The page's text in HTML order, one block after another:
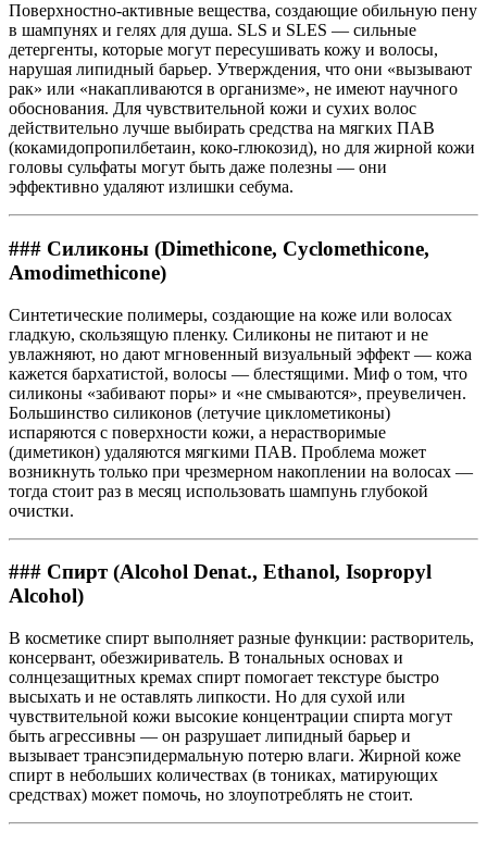
Поверхностно-активные вещества, создающие обильную пену
в шампунях и гелях для душа. SLS и SLES — сильные
детергенты, которые могут пересушивать кожу и волосы,
нарушая липидный барьер. Утверждения, что они «вызывают
рак» или «накапливаются в организме», не имеют научного
обоснования. Для чувствительной кожи и сухих волос
действительно лучше выбирать средства на мягких ПАВ
(кокамидопропилбетаин, коко-глюкозид), но для жирной кожи
головы сульфаты могут быть даже полезны — они
эффективно удаляют излишки себума.
### Силиконы (Dimethicone, Cyclomethicone,
Amodimethicone)
Синтетические полимеры, создающие на коже или волосах
гладкую, скользящую пленку. Силиконы не питают и не
увлажняют, но дают мгновенный визуальный эффект — кожа
кажется бархатистой, волосы — блестящими. Миф о том, что
силиконы «забивают поры» и «не смываются», преувеличен.
Большинство силиконов (летучие циклометиконы)
испаряются с поверхности кожи, а нерастворимые
(диметикон) удаляются мягкими ПАВ. Проблема может
возникнуть только при чрезмерном накоплении на волосах —
тогда стоит раз в месяц использовать шампунь глубокой
очистки.
### Спирт (Alcohol Denat., Ethanol, Isopropyl
Alcohol)
В косметике спирт выполняет разные функции: растворитель,
консервант, обезжириватель. В тональных основах и
солнцезащитных кремах спирт помогает текстуре быстро
высыхать и не оставлять липкости. Но для сухой или
чувствительной кожи высокие концентрации спирта могут
быть агрессивны — он разрушает липидный барьер и
вызывает трансэпидермальную потерю влаги. Жирной коже
спирт в небольших количествах (в тониках, матирующих
средствах) может помочь, но злоупотреблять не стоит.